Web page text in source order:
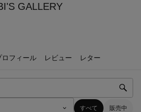
GALLERY
ロフィール レビュー レター
すべて 販売中